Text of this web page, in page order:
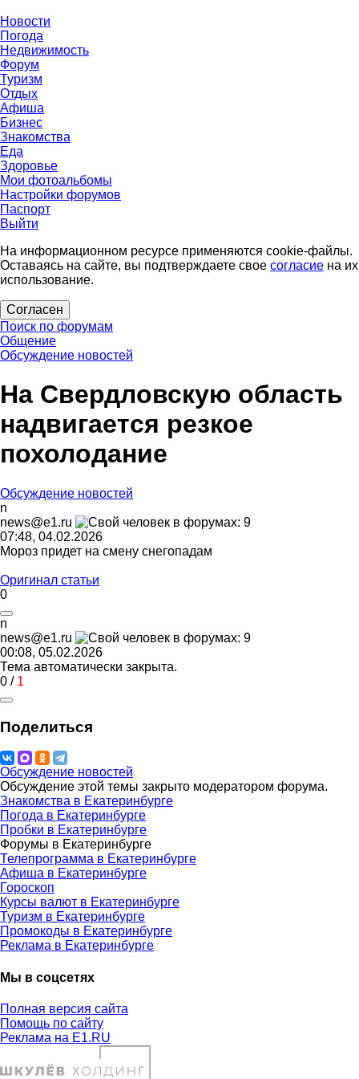
Новости
Погода
Недвижимость
Форум
Туризм
Отдых
Афиша
Бизнес
Знакомства
Еда
Здоровье
Мои фотоальбомы
Настройки форумов
Паспорт
Выйти
На информационном ресурсе применяются cookie-файлы.
Оставаясь на сайте, вы подтверждаете свое согласие на их
использование.
Согласен
Поиск по форумам
Общение
Обсуждение новостей
На Свердловскую область
надвигается резкое
похолодание
Обсуждение новостей
n
news@e1.ru
07:48, 04.02.2026
Мороз придет на смену снегопадам
Оригинал статьи
0
n
news@e1.ru
00:08, 05.02.2026
Тема автоматически закрыта.
0 / 1
Поделиться
Обсуждение новостей
Обсуждение этой темы закрыто модератором форума.
Знакомства в Екатеринбурге
Погода в Екатеринбурге
Пробки в Екатеринбурге
Форумы в Екатеринбурге
Телепрограмма в Екатеринбурге
Афиша в Екатеринбурге
Гороскоп
Курсы валют в Екатеринбурге
Туризм в Екатеринбурге
Промокоды в Екатеринбурге
Реклама в Екатеринбурге
Мы в соцсетях
Полная версия сайта
Помощь по сайту
Реклама на E1.RU